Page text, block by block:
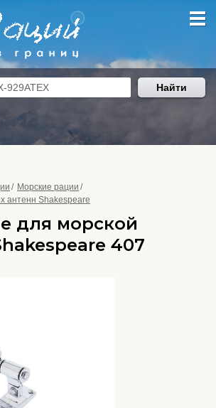
Найти
Морские рации
антенн Shakespeare
для морской
407